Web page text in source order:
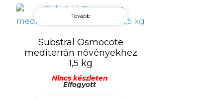
Tovább
Substral Osmocote
mediterrán növényekhez
1,5 kg
Nincs készleten
Elfogyott